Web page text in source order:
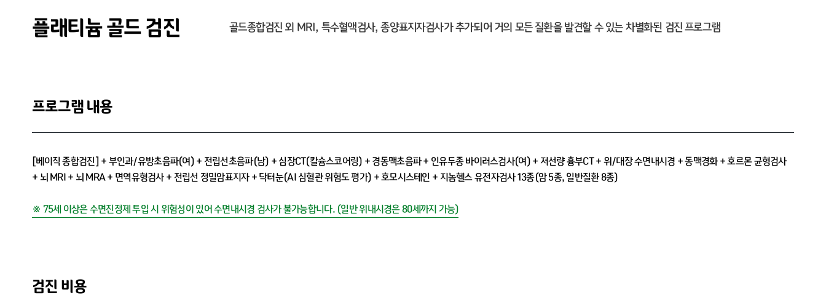
플래티늄 골드 검진 골드종합검진 외 MRI, 특수혈액검사, 종양표지자검사가 추가되어 거의 모든 질환을 발견할 수 있는 차별화된 검진 프로그램
프로그램 내용
[베이직 종합검진] + 부인과/유방초음파(여) + 전립선초음파(남) + 심장CT(칼슘스코어링) + 경동맥초음파 + 인유두종 바이러스검사(여) + 저선량 흉부CT + 위/대장 수면내시경 + 동맥경화 + 호르몬 균형검사
+ 뇌 MRI + 뇌 MRA + 면역유형검사 + 전립선 정밀암표지자 + 닥터눈(AI 심혈관 위험도 평가) + 호모시스테인 + 지놈헬스 유전자검사 13종(암 5종, 일반질환 8종)
※ 75세 이상은 수면진정제 투입 시 위험성이 있어 수면내시경 검사가 불가능합니다. (일반 위내시경은 80세까지 가능)
검진 비용